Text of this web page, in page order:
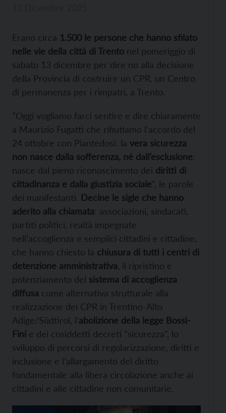
Erano circa 1.500 le persone che hanno sfilato
nelle vie della città di Trento nel pomeriggio di
sabato 13 dicembre per dire no alla decisione
della Provincia di costruire un CPR, un Centro
di permanenza per i rimpatri, a Trento.
“Oggi vogliamo farci sentire e dire chiaramente
a Maurizio Fugatti che rifiutiamo l’accordo del
24 ottobre con Piantedosi: la vera sicurezza
non nasce dalla sofferenza, né dall’esclusione:
nasce dal pieno riconoscimento dei diritti di
cittadinanza e dalla giustizia sociale“, le parole
dei manifestanti. Decine le sigle che hanno
aderito alla chiamata: associazioni, sindacati,
partiti politici, realtà impegnate
nell’accoglienza e semplici cittadini e cittadine,
che hanno chiesto la chiusura di tutti i centri di
detenzione amministrativa , il ripristino e
potenziamento del sistema di accoglienza
diffusa come alternativa strutturale alla
realizzazione dei CPR in Trentino-Alto
Adige/Südtirol, l’abolizione della legge Bossi-
Fini e dei cosiddetti decreti “sicurezza”, lo
sviluppo di percorsi di regolarizzazione, diritti e
inclusione e l’allargamento del diritto
fondamentale alla libera circolazione anche ai
cittadini e alle cittadine non comunitarie.